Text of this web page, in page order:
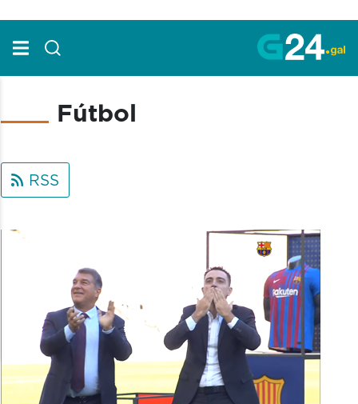
Fútbol
RSS